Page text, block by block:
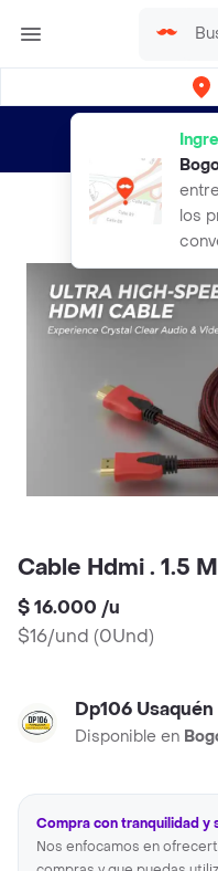
los
envíos
Cable Hdmi . 1.5
$ 16.000 /u
$16/und (0Und)
Dp106 Usaquén
Disponible en
Compra con tranquilidad y
Nos enfocamos en